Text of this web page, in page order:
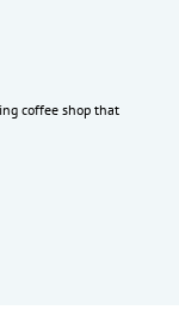
coffee shop that